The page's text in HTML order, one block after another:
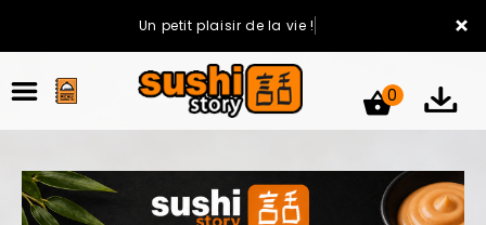
×
Un petit plaisir de la vie !
0